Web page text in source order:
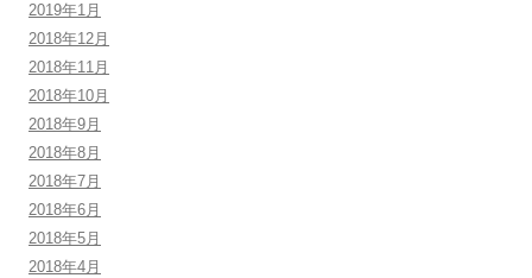
2019年1月
2018年12月
2018年11月
2018年10月
2018年9月
2018年8月
2018年7月
2018年6月
2018年5月
2018年4月